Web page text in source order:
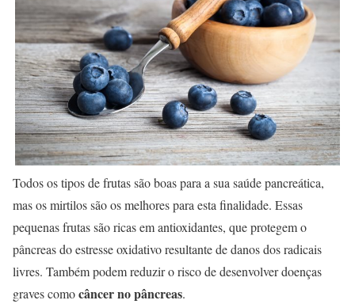
Todos os tipos de frutas são boas para a sua saúde pancreática,
mas os mirtilos são os melhores para esta finalidade. Essas
pequenas frutas são ricas em antioxidantes, que protegem o
pâncreas do estresse oxidativo resultante de danos dos radicais
livres. Também podem reduzir o risco de desenvolver doenças
graves comocâncer no pâncreas.